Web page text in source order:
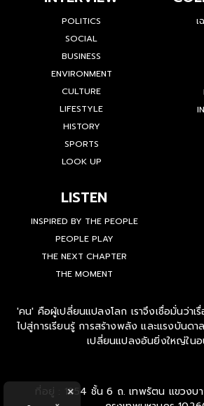
POLITICS
SOCIAL
BUSINESS
ENVIRONMENT
CULTURE
LIFESTYLE
HISTORY
SPORTS
LOOK UP
เ
LISTEN
INSPIRED BY THE PEOPLE
PEOPLE PLAY
THE NEXT CHAPTER
THE MOMENT
'คน' คือผู้เปลี่ยนแปลงโลก เราจึงเชื่อมั่นว่า
ไปสู่การเรียนรู้ การสร้างพลัง และแรงบันดา
เปลี่ยนแปลงอันยิ่งใหญ่ใน
ที่อยู่ : 1854 ชั้น 6 ถ. เทพรัตน แขวงบา
×